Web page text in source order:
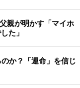
親が明かす「マイホ
た」
か？「運命」を信じ